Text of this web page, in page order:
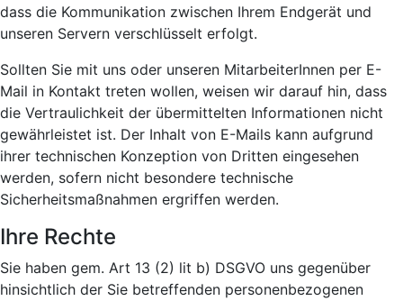
dass die Kommunikation zwischen Ihrem Endgerät und
unseren Servern verschlüsselt erfolgt.
Sollten Sie mit uns oder unseren MitarbeiterInnen per E-
Mail in Kontakt treten wollen, weisen wir darauf hin, dass
die Vertraulichkeit der übermittelten Informationen nicht
gewährleistet ist. Der Inhalt von E-Mails kann aufgrund
ihrer technischen Konzeption von Dritten eingesehen
werden, sofern nicht besondere technische
Sicherheitsmaßnahmen ergriffen werden.
Ihre Rechte
Sie haben gem. Art 13 (2) lit b) DSGVO uns gegenüber
hinsichtlich der Sie betreffenden personenbezogenen